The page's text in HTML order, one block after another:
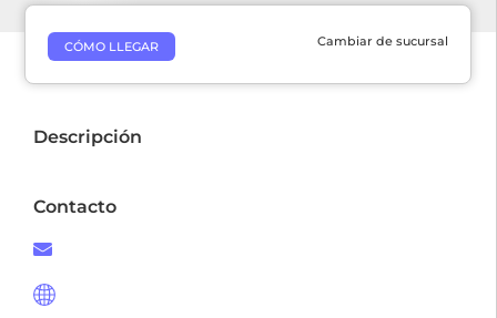
CÓMO LLEGAR Cambiar de sucursal
Descripción
Contacto